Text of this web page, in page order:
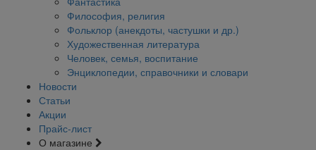
Философия, религия
Фольклор (анекдоты, частушки и др.)
Художественная литература
Человек, семья, воспитание
Энциклопедии, справочники и словари
Новости
Статьи
Акции
Прайс-лист
О магазине